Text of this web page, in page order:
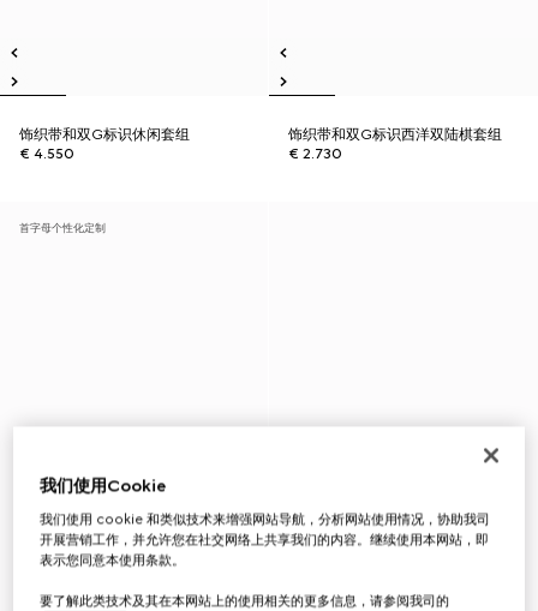
饰织带和双G标识休闲套组
€ 4.550
饰织带和双G标识西洋双陆棋套组
€ 2.730
首字母个性化定制
我们使用Cookie
我们使用 cookie 和类似技术来增强网站导航，分析网站使用情况，协助我司
开展营销工作，并允许您在社交网络上共享我们的内容。继续使用本网站，即
表示您同意本使用条款。
要了解此类技术及其在本网站上的使用相关的更多信息，请参阅我司的